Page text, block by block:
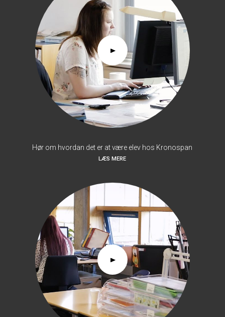
Hør om hvordan det er at være elev hos Kronospan
LÆS MERE